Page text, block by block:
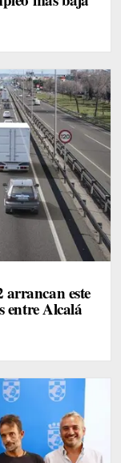
arrancan este
entre Alcalá